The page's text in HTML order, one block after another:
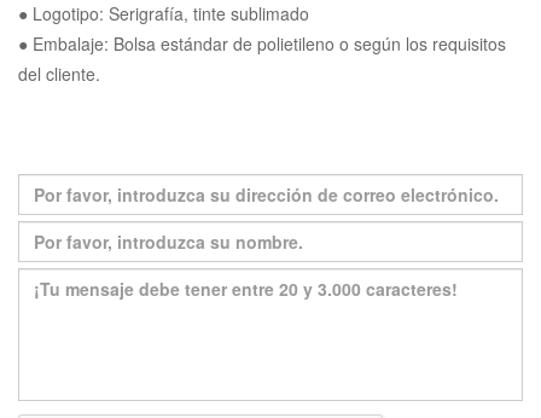
● Logotipo: Serigrafía, tinte sublimado
● Embalaje: Bolsa estándar de polietileno o según los requisitos
del cliente.